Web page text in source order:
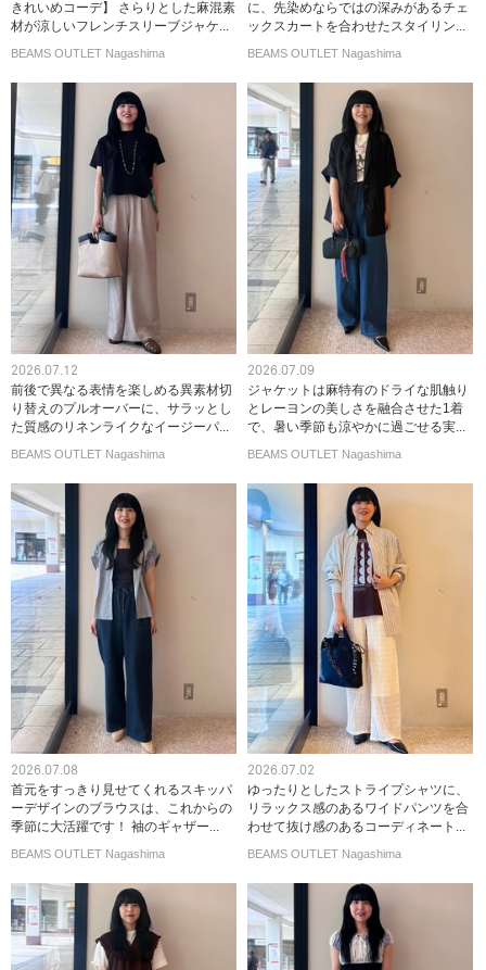
きれいめコーデ】 さらりとした麻混素
材が涼しいフレンチスリーブジャケ...
BEAMS OUTLET Nagashima
に、先染めならではの深みがあるチェ
ックスカートを合わせたスタイリン...
BEAMS OUTLET Nagashima
2026.07.12
前後で異なる表情を楽しめる異素材切
り替えのプルオーバーに、サラッとし
た質感のリネンライクなイージーパ...
BEAMS OUTLET Nagashima
2026.07.09
ジャケットは麻特有のドライな肌触り
とレーヨンの美しさを融合させた1着
で、暑い季節も涼やかに過ごせる実...
BEAMS OUTLET Nagashima
2026.07.08
首元をすっきり見せてくれるスキッパ
ーデザインのブラウスは、これからの
季節に大活躍です！ 袖のギャザー...
BEAMS OUTLET Nagashima
2026.07.02
ゆったりとしたストライプシャツに、
リラックス感のあるワイドパンツを合
わせて抜け感のあるコーディネート...
BEAMS OUTLET Nagashima